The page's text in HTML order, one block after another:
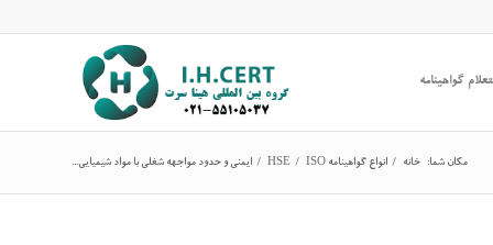
گواهینامه
مکان شما: خانه / انواع گواهینامه ISO /
HSE
/ ایمنی و حدود مواجهه شغلی با مواد شیمیایی...